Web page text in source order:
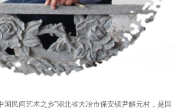
国民间艺术之乡”湖北省大冶市保安镇尹解元村，是国